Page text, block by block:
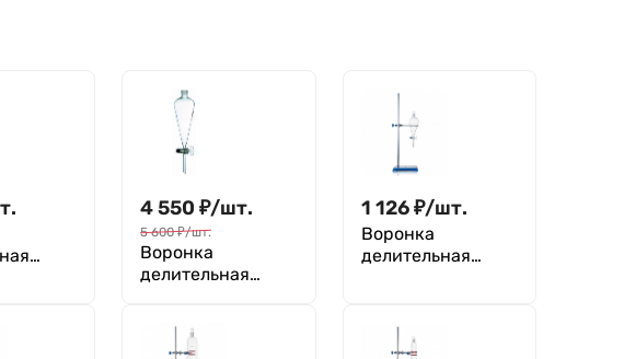
4 550 ₽/шт.
5 600 ₽/шт.
Воронка
делительная
стеклянный кран,
1 126₽/шт.
Воронка
делительная
без делений